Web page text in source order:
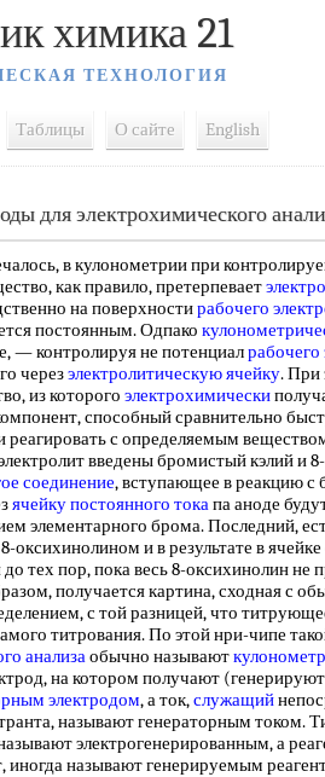
химика 21
ТЕХНОЛОГИЯ
Таблицы О сайте English
для электрохимического
в кулонометрии при
как правило, претерпевает
на поверхностирабочего
постоянным. Одпако
— контролируя не потенциалрабочего
черезэлектролитическую ячейку. При
из которого электрохимически
способный сравнительно
реагировать с определяемым
введены бромистый кэлий и
соединение, вступающее в реакцию с
ячейку постоянного токапа аноде
элементарного брома. Последний,
оксихинолином и в результате в
до тех пор, пока весь 8-оксихинолин не
получается картина, сходная с
с той разницей, что
титрования. По этой нри-чипе
анализаобычно называют
на котором получают
электродом, а ток,служащий
называют генераторным током.
электрогенерированным, а
иногда называют генерируемым